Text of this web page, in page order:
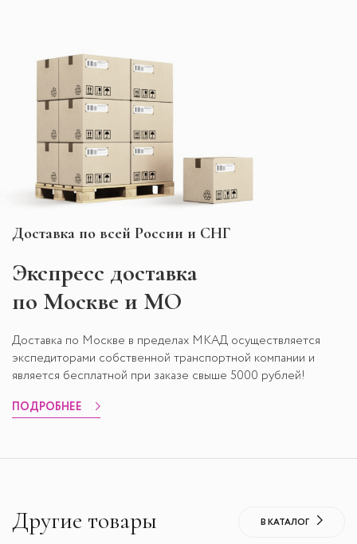
Доставка по всей России и СНГ
Экспресс доставка
по Москве и МО
Доставка по Москве в пределах МКАД осуществляется
экспедиторами собственной транспортной компании и
является бесплатной при заказе свыше 5000 рублей!
ПОДРОБНЕЕ
Другие товары В КАТАЛОГ